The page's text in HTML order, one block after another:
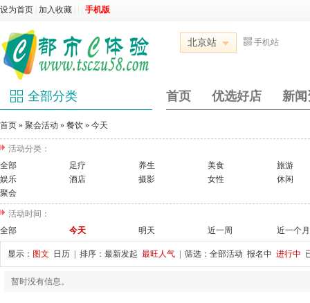
设为首页 加入收藏 手机版
北京站 手机站
全部分类 首页 优选好店 新闻
首页 » 聚会活动 » 餐饮 » 今天
活动分类：
全部
足疗 养生 美食
旅游
娱乐
酒店 摄影 女性
休闲
聚会
活动时间：
全部
今天 明天 近一周 近一个月
显示： 图文 日历 | 排序： 最新发起 最旺人气 | 筛选： 全部活动 报名中 进行中
暂时没有信息。